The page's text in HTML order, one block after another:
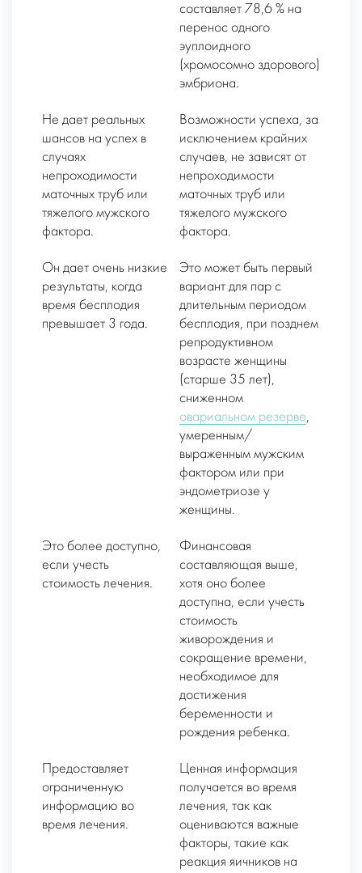
составляет 78,6 % на
перенос одного
эуплоидного
(хромосомно здорового)
эмбриона.
Не дает реальных
шансов на успех в
случаях
непроходимости
маточных труб или
тяжелого мужского
фактора.
Возможности успеха, за
исключением крайних
случаев, не зависят от
непроходимости
маточных труб или
тяжелого мужского
фактора.
Он дает очень низкие
результаты, когда
время бесплодия
превышает 3 года.
Это может быть первый
вариант для пар с
длительным периодом
бесплодия, при позднем
репродуктивном
возрасте женщины
(старше 35 лет),
сниженном
овариальном резерве,
умеренным/
выраженным мужским
фактором или при
эндометриозе у
женщины.
Это более доступно,
если учесть
стоимость лечения.
Финансовая
составляющая выше,
хотя оно более
доступна, если учесть
стоимость
живорождения и
сокращение времени,
необходимое для
достижения
беременности и
рождения ребенка.
Предоставляет
ограниченную
информацию во
время лечения.
Ценная информация
получается во время
лечения, так как
оцениваются важные
факторы, такие как
реакция яичников на